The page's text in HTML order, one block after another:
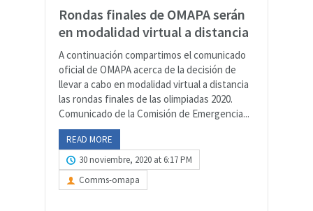
Rondas finales de OMAPA serán
en modalidad virtual a distancia
A continuación compartimos el comunicado
oficial de OMAPA acerca de la decisión de
llevar a cabo en modalidad virtual a distancia
las rondas finales de las olimpiadas 2020.
Comunicado de la Comisión de Emergencia...
READ MORE
30 noviembre, 2020 at 6:17 PM
Comms-omapa